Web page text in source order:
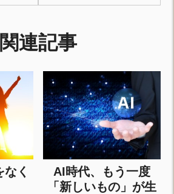
関連記事
く
AI時代、もう一度
「新しいもの」が生